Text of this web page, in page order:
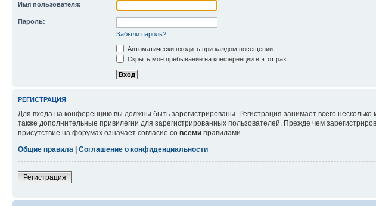
Имя пользователя:
Пароль:
Забыли пароль?
Автоматически входить при каждом посещении
Скрыть моё пребывание на конференции в этот раз
РЕГИСТРАЦИЯ
Для входа на конференцию вы должны быть зарегистрированы. Регистрация занимает всего
также дополнительные привилегии для зарегистрированных пользователей. Прежде чем
присутствие на форумах означает согласие со всеми правилами.
Общие правила | Соглашение о конфиденциальности
Регистрация